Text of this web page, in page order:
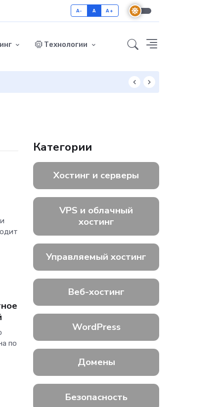
A- A A+
Технологии
по
Категории
Хостинг и серверы
VPS и облачный
хостинг
Управляемый хостинг
Веб-хостинг
WordPress
Домены
Безопасность